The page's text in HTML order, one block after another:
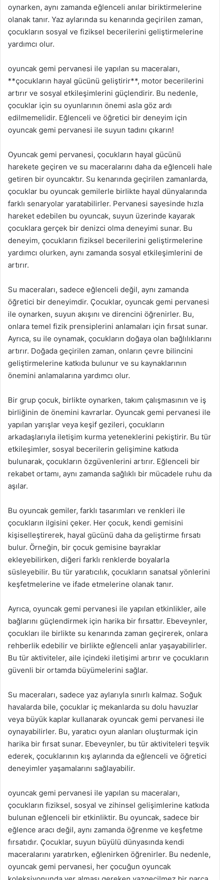
oynarken, aynı zamanda eğlenceli anılar biriktirmelerine
olanak tanır. Yaz aylarında su kenarında geçirilen zaman,
çocukların sosyal ve fiziksel becerilerini geliştirmelerine
yardımcı olur.
oyuncak gemi pervanesi ile yapılan su maceraları,
**çocukların hayal gücünü geliştirir**, motor becerilerini
artırır ve sosyal etkileşimlerini güçlendirir. Bu nedenle,
çocuklar için su oyunlarının önemi asla göz ardı
edilmemelidir. Eğlenceli ve öğretici bir deneyim için
oyuncak gemi pervanesi ile suyun tadını çıkarın!
Oyuncak gemi pervanesi, çocukların hayal gücünü
harekete geçiren ve su maceralarını daha da eğlenceli hale
getiren bir oyuncaktır. Su kenarında geçirilen zamanlarda,
çocuklar bu oyuncak gemilerle birlikte hayal dünyalarında
farklı senaryolar yaratabilirler. Pervanesi sayesinde hızla
hareket edebilen bu oyuncak, suyun üzerinde kayarak
çocuklara gerçek bir denizci olma deneyimi sunar. Bu
deneyim, çocukların fiziksel becerilerini geliştirmelerine
yardımcı olurken, aynı zamanda sosyal etkileşimlerini de
artırır.
Su maceraları, sadece eğlenceli değil, aynı zamanda
öğretici bir deneyimdir. Çocuklar, oyuncak gemi pervanesi
ile oynarken, suyun akışını ve direncini öğrenirler. Bu,
onlara temel fizik prensiplerini anlamaları için fırsat sunar.
Ayrıca, su ile oynamak, çocukların doğaya olan bağlılıklarını
artırır. Doğada geçirilen zaman, onların çevre bilincini
geliştirmelerine katkıda bulunur ve su kaynaklarının
önemini anlamalarına yardımcı olur.
Bir grup çocuk, birlikte oynarken, takım çalışmasının ve iş
birliğinin de önemini kavrarlar. Oyuncak gemi pervanesi ile
yapılan yarışlar veya keşif gezileri, çocukların
arkadaşlarıyla iletişim kurma yeteneklerini pekiştirir. Bu tür
etkileşimler, sosyal becerilerin gelişimine katkıda
bulunarak, çocukların özgüvenlerini artırır. Eğlenceli bir
rekabet ortamı, aynı zamanda sağlıklı bir mücadele ruhu da
aşılar.
Bu oyuncak gemiler, farklı tasarımları ve renkleri ile
çocukların ilgisini çeker. Her çocuk, kendi gemisini
kişiselleştirerek, hayal gücünü daha da geliştirme fırsatı
bulur. Örneğin, bir çocuk gemisine bayraklar
ekleyebilirken, diğeri farklı renklerde boyalarla
süsleyebilir. Bu tür yaratıcılık, çocukların sanatsal yönlerini
keşfetmelerine ve ifade etmelerine olanak tanır.
Ayrıca, oyuncak gemi pervanesi ile yapılan etkinlikler, aile
bağlarını güçlendirmek için harika bir fırsattır. Ebeveynler,
çocukları ile birlikte su kenarında zaman geçirerek, onlara
rehberlik edebilir ve birlikte eğlenceli anlar yaşayabilirler.
Bu tür aktiviteler, aile içindeki iletişimi artırır ve çocukların
güvenli bir ortamda büyümelerini sağlar.
Su maceraları, sadece yaz aylarıyla sınırlı kalmaz. Soğuk
havalarda bile, çocuklar iç mekanlarda su dolu havuzlar
veya büyük kaplar kullanarak oyuncak gemi pervanesi ile
oynayabilirler. Bu, yaratıcı oyun alanları oluşturmak için
harika bir fırsat sunar. Ebeveynler, bu tür aktiviteleri teşvik
ederek, çocuklarının kış aylarında da eğlenceli ve öğretici
deneyimler yaşamalarını sağlayabilir.
oyuncak gemi pervanesi ile yapılan su maceraları,
çocukların fiziksel, sosyal ve zihinsel gelişimlerine katkıda
bulunan eğlenceli bir etkinliktir. Bu oyuncak, sadece bir
eğlence aracı değil, aynı zamanda öğrenme ve keşfetme
fırsatıdır. Çocuklar, suyun büyülü dünyasında kendi
maceralarını yaratırken, eğlenirken öğrenirler. Bu nedenle,
oyuncak gemi pervanesi, her çocuğun oyuncak